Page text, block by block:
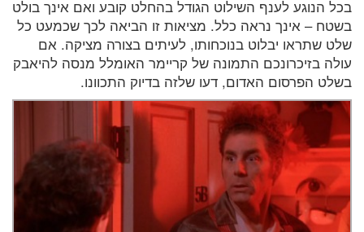
בכל הנוגע לענף השילוט הגודל בהחלט קובע ואם אינך בולט
בשטח – אינך נראה כלל. מציאות זו הביאה לכך שכמעט כל
שלט שתראו יבלוט בנוכחותו, לעיתים בצורה מציקה. אם
עולה בזיכרונכם התמונה של קריימר האומלל מנסה להיאבק
בשלט הפרסום האדום, דעו שלזה בדיוק התכוונו.